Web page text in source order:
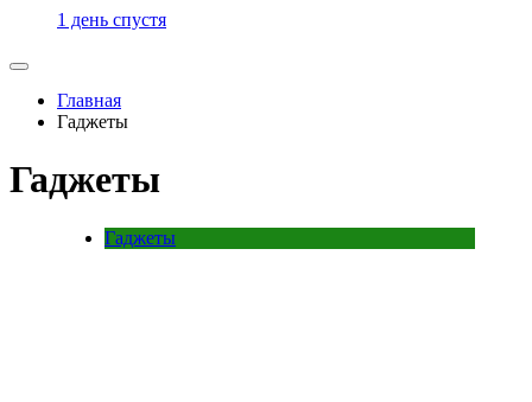
1 день спустя
Главная
Гаджеты
Гаджеты
Гаджеты